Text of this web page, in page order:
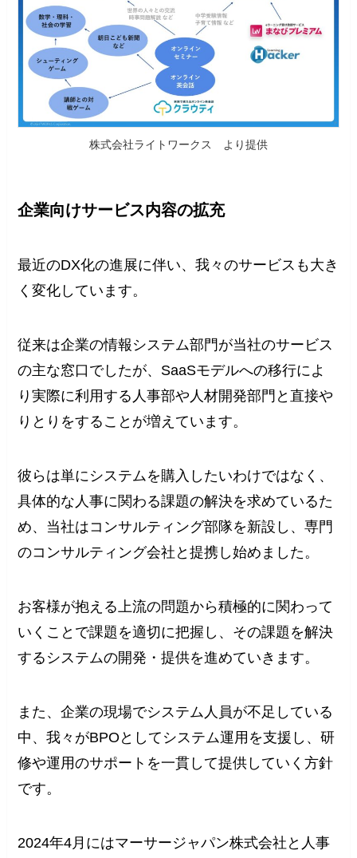
株式会社ライトワークス より提供
企業向けサービス内容の拡充
最近のDX化の進展に伴い、我々のサービスも大き
く変化しています。
従来は企業の情報システム部門が当社のサービス
の主な窓口でしたが、SaaSモデルへの移行によ
り実際に利用する人事部や人材開発部門と直接や
りとりをすることが増えています。
彼らは単にシステムを購入したいわけではなく、
具体的な人事に関わる課題の解決を求めているた
め、当社はコンサルティング部隊を新設し、専門
のコンサルティング会社と提携し始めました。
お客様が抱える上流の問題から積極的に関わって
いくことで課題を適切に把握し、その課題を解決
するシステムの開発・提供を進めていきます。
また、企業の現場でシステム人員が不足している
中、我々がBPOとしてシステム運用を支援し、研
修や運用のサポートを一貫して提供していく方針
です。
2024年4月にはマーサージャパン株式会社と人事